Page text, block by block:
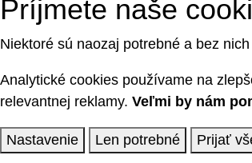
Príjmete naše
Niektoré sú naozaj potrebné a bez
Analytické cookies používame na
relevantnej reklamy. Veľmi by nám
Nastavenie Len potrebné Prijať